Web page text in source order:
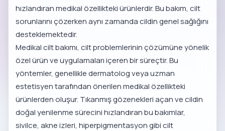
hızlandıran medikal özellikteki ürünlerdir. Bu bakım, cilt
sorunlarını çözerken aynı zamanda cildin genel sağlığını
desteklemektedir.
Medikal cilt bakımı, cilt problemlerinin çözümüne yönelik
özel ürün ve uygulamaları içeren bir süreçtir. Bu
yöntemler, genellikle dermatolog veya uzman
estetisyen tarafından önerilen medikal özellikteki
ürünlerden oluşur. Tıkanmış gözenekleri açan ve cildin
doğal yenilenme sürecini hızlandıran bu bakımlar,
sivilce, akne izleri, hiperpigmentasyon gibi cilt